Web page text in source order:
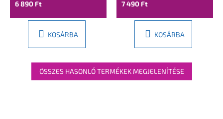
6 890 Ft
KOSÁRBA
7 490 Ft
KOSÁRBA
ÖSSZES HASONLÓ TERMÉKEK MEGJELENÍTÉSE